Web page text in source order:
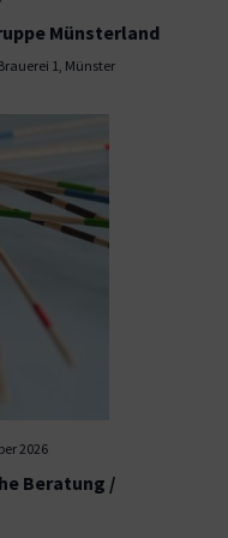
Münsterland
1, Münster
2026
Beratung /